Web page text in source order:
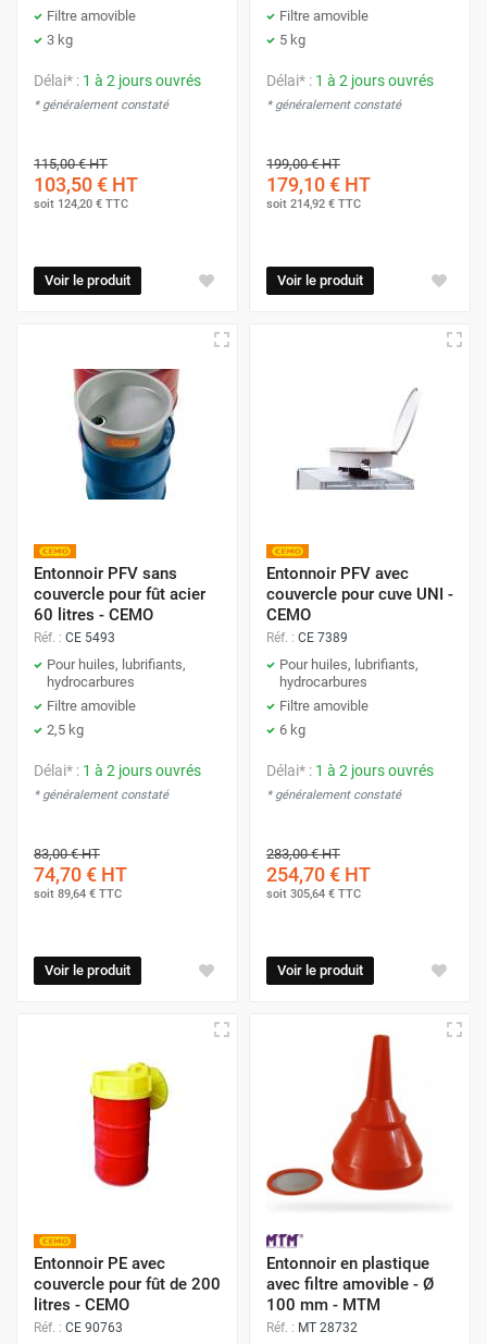
Filtre amovible
3 kg
Délai* : 1 à 2 jours ouvrés
* généralement constaté
115,00 €HT
103,50 € HT
soit 124,20 € TTC
Voir le produit
Filtre amovible
5 kg
Délai* : 1 à 2 jours ouvrés
* généralement constaté
199,00 €HT
179,10 € HT
soit 214,92 € TTC
Voir le produit
Entonnoir PFV sans
couvercle pour fût acier
60 litres - CEMO
Réf. : CE 5493
Pour huiles, lubrifiants,
hydrocarbures
Filtre amovible
2,5 kg
Délai* : 1 à 2 jours ouvrés
* généralement constaté
83,00 €HT
74,70 € HT
soit 89,64 € TTC
Voir le produit
Entonnoir PFV avec
couvercle pour cuve UNI -
CEMO
Réf. : CE 7389
Pour huiles, lubrifiants,
hydrocarbures
Filtre amovible
6 kg
Délai* : 1 à 2 jours ouvrés
* généralement constaté
283,00 €HT
254,70 € HT
soit 305,64 € TTC
Voir le produit
Entonnoir PE avec
couvercle pour fût de 200
litres - CEMO
Réf. : CE 90763
Entonnoir en plastique
avec filtre amovible - Ø
100 mm - MTM
Réf. : MT 28732